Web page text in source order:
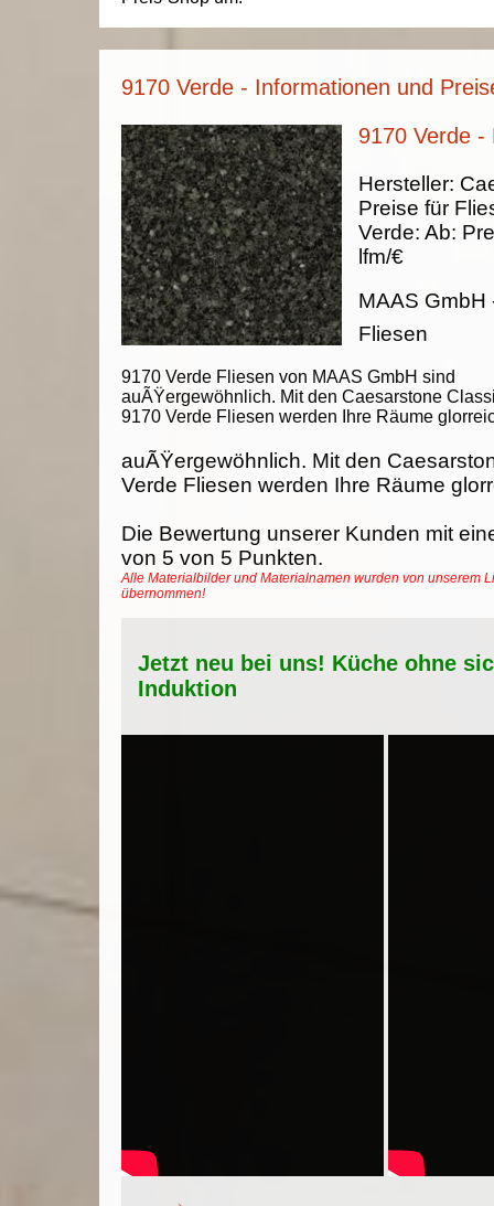
9170 Verde - Informationen und
9170 Verde -
9170 Verde Fliesen von MAAS GmbH sind
auÃŸergewöhnlich. Mit den Caesarstone
9170 Verde Fliesen werden Ihre Räume
Hersteller:
Preise für
Verde: Ab:
lfm/€
MAAS GmbH
Fliesen
auÃŸergewöhnlich. Mit den
Verde Fliesen werden Ihre Räume
Die Bewertung unserer Kunden mit
von 5 von 5 Punkten.
Alle Materialbilder und Materialnamen wurden von unserem
übernommen!
Jetzt neu bei uns! Küche ohne
Induktion